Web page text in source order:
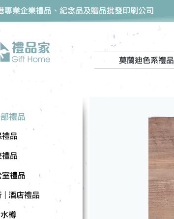
專業企業禮品、紀念品及贈品批發印刷公司
莫蘭迪色系禮品
禮品
禮品
禮品
室禮品
| 酒店禮品
樽